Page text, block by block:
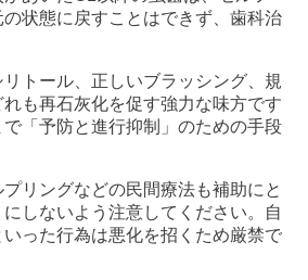
状態に戻すことはできず、歯科治
トール、正しいブラッシング、規
も再石灰化を促す強力な味方です
「予防と進行抑制」のための手段
リングなどの民間療法も補助にと
しないよう注意してください。自
った行為は悪化を招くため厳禁で